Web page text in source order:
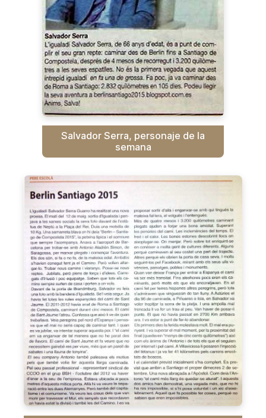
Salvador Serra, personaje de la
semana